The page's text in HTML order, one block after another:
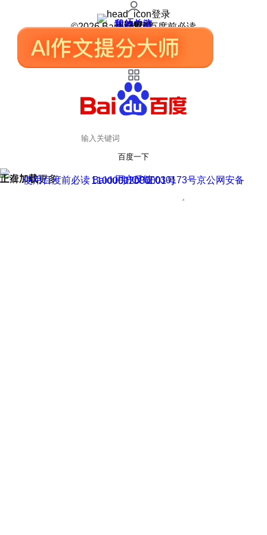
登录
我的关注
我的收藏
皮肤中心
用户反馈
设置
©2026 Baidu 使用百度前必读
百度一下
正在加载
上滑加载更多 用户反馈
使用百度前必读 Baidu 京ICP证030173号
京公网安备11000002000001号